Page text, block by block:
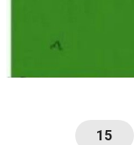
15